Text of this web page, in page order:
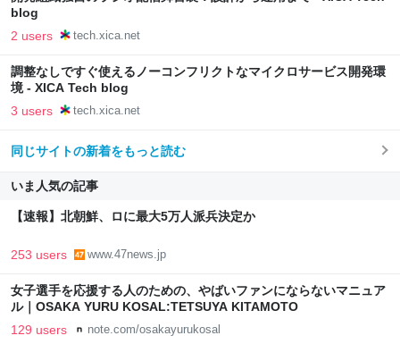
blog
2 users tech.xica.net
調整なしですぐ使えるノーコンフリクトなマイクロサービス開発環
境 - XICA Tech blog
3 users tech.xica.net
同じサイトの新着をもっと読む
いま人気の記事
【速報】北朝鮮、ロに最大5万人派兵決定か
253 users www.47news.jp
女子選手を応援する人のための、やばいファンにならないマニュア
ル｜OSAKA YURU KOSAL:TETSUYA KITAMOTO
129 users note.com/osakayurukosal